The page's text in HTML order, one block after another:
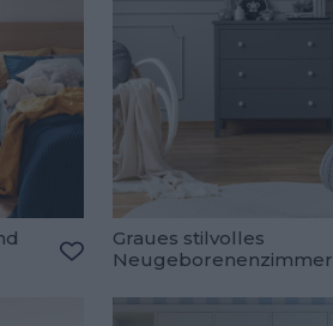
Zu den Favoriten hinzufügen
Graues stilvolles
Neugeborenenzimmer